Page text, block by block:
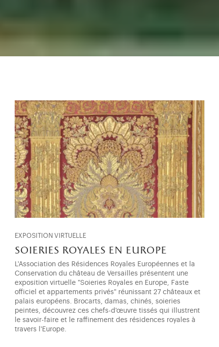
EXPOSITION VIRTUELLE
soieries royales en europe
L'Association des Résidences Royales Européennes et la
Conservation du château de Versailles présentent une
exposition virtuelle "Soieries Royales en Europe, Faste
officiel et appartements privés" réunissant 27 châteaux et
palais européens. Brocarts, damas, chinés, soieries
peintes, découvrez ces chefs-d'œuvre tissés qui illustrent
le savoir-faire et le raffinement des résidences royales à
travers l'Europe.